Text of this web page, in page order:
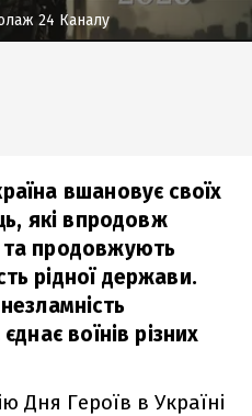
24 Каналу
вшановує своїх
які впродовж
та продовжують
рідної держави.
воїнів різних
Дня Героїв в Україні